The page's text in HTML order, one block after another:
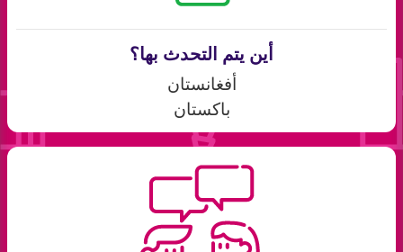
أين يتم التحدث بها؟
أفغانستان
باكستان